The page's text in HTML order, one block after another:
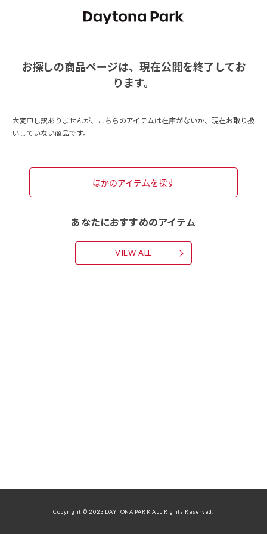
お探しの商品ページは、現在公開を終了してお
ります。
大変申し訳ありませんが、こちらのアイテムは在庫がないか、現在お取り扱
いしていない商品です。
ほかのアイテムを探す
あなたにおすすめのアイテム
VIEW ALL
Copyright © 2023 DAYTONA PARK ALL Rights Reserved.